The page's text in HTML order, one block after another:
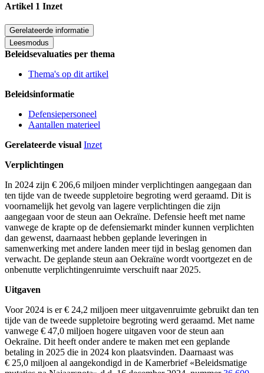
Artikel 1 Inzet
Gerelateerde informatie
Leesmodus
Beleidsevaluaties per thema
Thema's op dit artikel
Beleidsinformatie
Defensiepersoneel
Aantallen materieel
Gerelateerde visual Inzet
Verplichtingen
In 2024 zijn € 206,6 miljoen minder verplichtingen aangegaan dan
ten tijde van de tweede suppletoire begroting werd geraamd. Dit is
voornamelijk het gevolg van lagere verplichtingen die zijn
aangegaan voor de steun aan Oekraïne. Defensie heeft met name
vanwege de krapte op de defensiemarkt minder kunnen verplichten
dan gewenst, daarnaast hebben geplande leveringen in
samenwerking met andere landen meer tijd in beslag genomen dan
verwacht. De geplande steun aan Oekraïne wordt voortgezet en de
onbenutte verplichtingenruimte verschuift naar 2025.
Uitgaven
Voor 2024 is er € 24,2 miljoen meer uitgavenruimte gebruikt dan ten
tijde van de tweede suppletoire begroting werd geraamd. Met name
vanwege € 47,0 miljoen hogere uitgaven voor de steun aan
Oekraïne. Dit heeft onder andere te maken met een geplande
betaling in 2025 die in 2024 kon plaatsvinden. Daarnaast was
€ 25,0 miljoen al aangekondigd in de Kamerbrief «Beleidsmatige